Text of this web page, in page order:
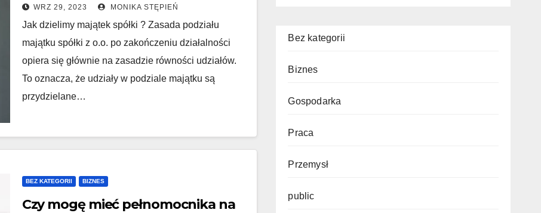
WRZ 29, 2023 MONIKA STĘPIEŃ
Jak dzielimy majątek spółki ? Zasada podziału
majątku spółki z o.o. po zakończeniu działalności
opiera się głównie na zasadzie równości udziałów.
To oznacza, że udziały w podziale majątku są
przydzielane…
BEZ KATEGORII BIZNES
Czy mogę mieć pełnomocnika na
Bez kategorii
Biznes
Gospodarka
Praca
Przemysł
public